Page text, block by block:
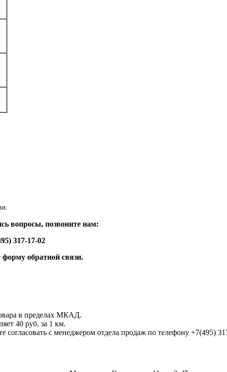
вопросы, позвоните нам:
317-17-02
обратной связи.
в пределах МКАД.
40 руб. за 1 км.
с менеджером отдела продаж по телефону +7(495)